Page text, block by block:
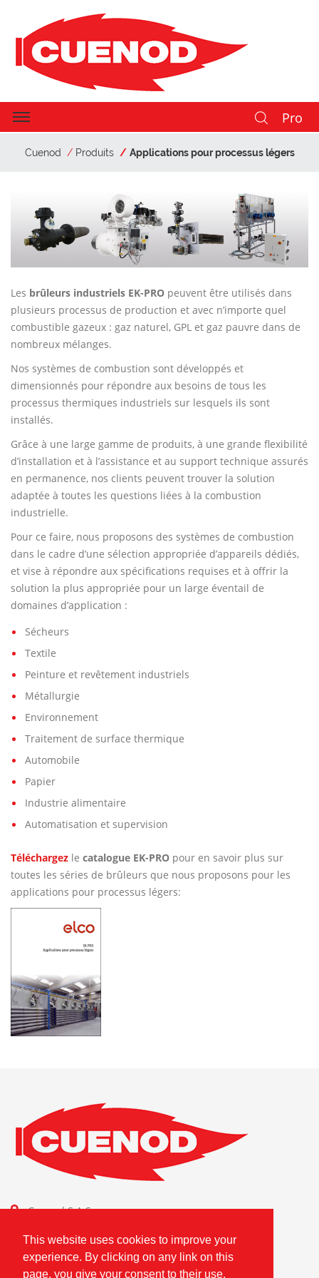
This website uses cookies to improve your
experience. By clicking on any link on this
page, you give your consent to their use.
Pro
Cuenod Produits Applications pour processus légers
Les brûleurs industriels EK-PRO peuvent être utilisés dans
plusieurs processus de production et avec n’importe quel
combustible gazeux : gaz naturel, GPL et gaz pauvre dans de
nombreux mélanges.
Nos systèmes de combustion sont développés et
dimensionnés pour répondre aux besoins de tous les
processus thermiques industriels sur lesquels ils sont
installés.
Grâce à une large gamme de produits, à une grande flexibilité
d’installation et à l’assistance et au support technique assurés
en permanence, nos clients peuvent trouver la solution
adaptée à toutes les questions liées à la combustion
industrielle.
Pour ce faire, nous proposons des systèmes de combustion
dans le cadre d’une sélection appropriée d’appareils dédiés,
et vise à répondre aux spécifications requises et à offrir la
solution la plus appropriée pour un large éventail de
domaines d’application :
Sécheurs
Textile
Peinture et revêtement industriels
Métallurgie
Environnement
Traitement de surface thermique
Automobile
Papier
Industrie alimentaire
Automatisation et supervision
Téléchargez le catalogue EK-PRO pour en savoir plus sur
toutes les séries de brûleurs que nous proposons pour les
applications pour processus légers:
Cuenod S.A.S.
Ariston Group
FR80796180420